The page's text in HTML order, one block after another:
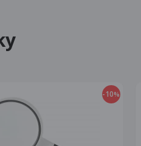
-10%